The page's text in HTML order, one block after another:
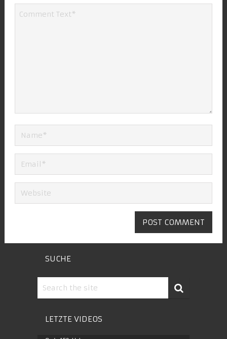
SUCHE
LETZTE VIDEOS